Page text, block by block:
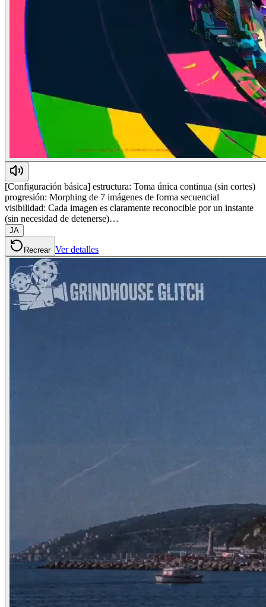
[Configuración básica] estructura: Toma única continua (sin cortes)
progresión: Morphing de 7 imágenes de forma secuencial
visibilidad: Cada imagen es claramente reconocible por un instante
(sin necesidad de detenerse)…
JA
Recrear Ver detalles